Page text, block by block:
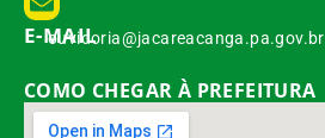
E-MAIL
ouvidoria@jacareacanga.pa.gov.br
COMO CHEGAR À PREFEITURA